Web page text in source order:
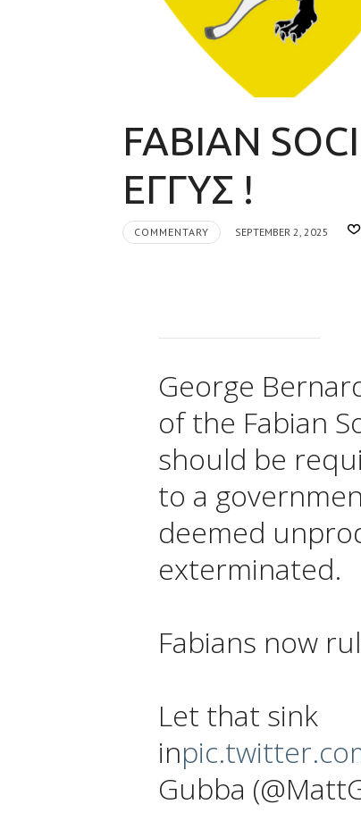
FABIAN
ΕΓΓΥΣ !
COMMENTARY SEPTEMBER 2, 2025
George
of the Fabian
should be
to a
deemed
exterminated.
Fabians now
Let that sink
in
Gubba